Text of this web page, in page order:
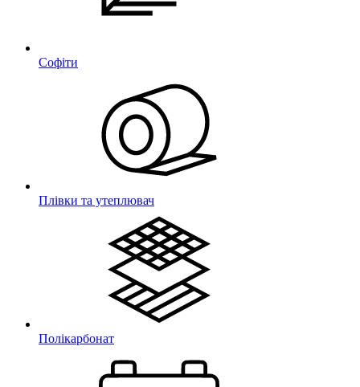
Софіти
Плівки та утеплювач
Полікарбонат